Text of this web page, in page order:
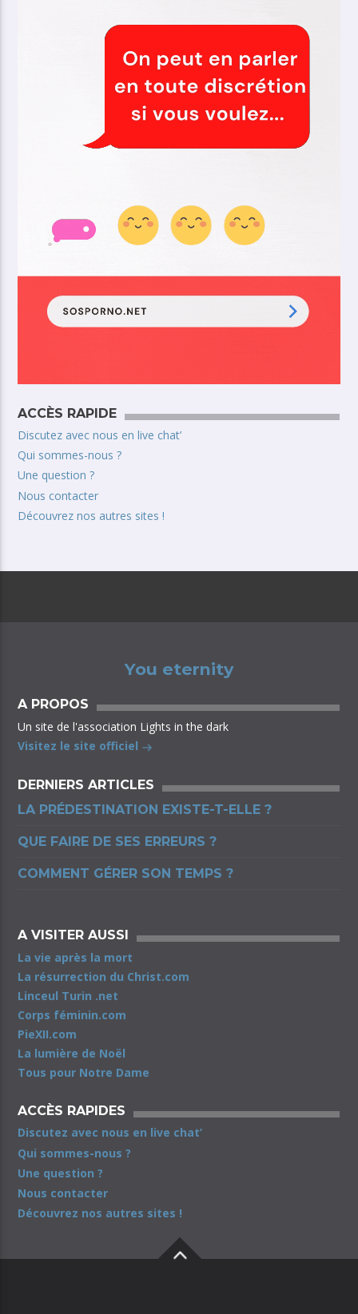
ACCÈS RAPIDE
Discutez avec nous en live chat’
Qui sommes-nous ?
Une question ?
Nous contacter
Découvrez nos autres sites !
You eternity
A PROPOS
Un site de l'association Lights in the dark
Visitez le site officiel
DERNIERS ARTICLES
LA PRÉDESTINATION EXISTE-T-ELLE ?
QUE FAIRE DE SES ERREURS ?
COMMENT GÉRER SON TEMPS ?
A VISITER AUSSI
La vie après la mort
La résurrection du Christ.com
Linceul Turin .net
Corps féminin.com
PieXII.com
La lumière de Noël
Tous pour Notre Dame
ACCÈS RAPIDES
Discutez avec nous en live chat’
Qui sommes-nous ?
Une question ?
Nous contacter
Découvrez nos autres sites !